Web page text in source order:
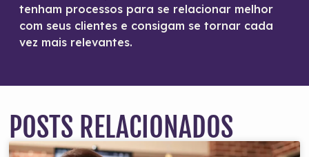
tenham processos para se relacionar melhor
com seus clientes e consigam se tornar cada
vez mais relevantes.
POSTS RELACIONADOS